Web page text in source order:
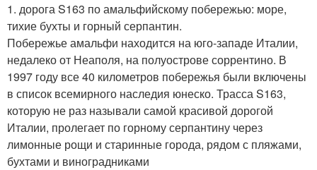
1. дорога S163 по амальфийскому побережью: море,
тихие бухты и горный серпантин.
Побережье амальфи находится на юго-западе Италии,
недалеко от Неаполя, на полуострове соррентино. В
1997 году все 40 километров побережья были включены
в список всемирного наследия юнеско. Трасса S163,
которую не раз называли самой красивой дорогой
Италии, пролегает по горному серпантину через
лимонные рощи и старинные города, рядом с пляжами,
бухтами и виноградниками